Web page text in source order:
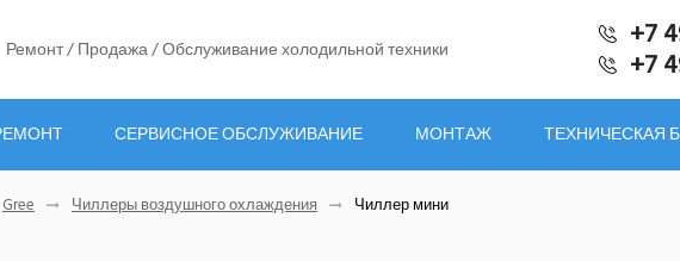
Ремонт / Продажа / Обслуживание холодильной техники +7
+7
СЕРВИСНОЕ ОБСЛУЖИВАНИЕ МОНТАЖ ТЕХНИЧЕСКАЯ
Gree Чиллеры воздушного охлаждения Чиллер мини